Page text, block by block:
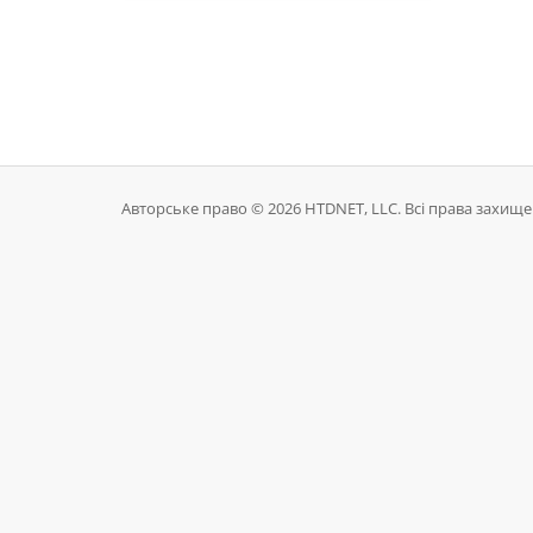
Авторське право © 2026 HTDNET, LLC. Всі права